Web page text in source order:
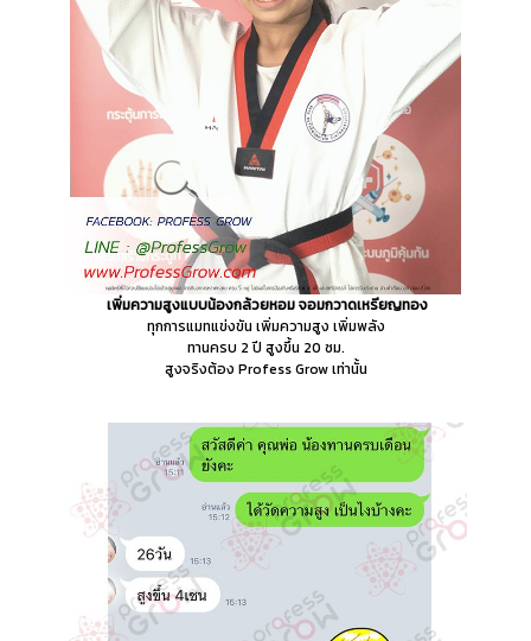
เพิ่มความสูงแบบน้องกล้วยหอม จอมกวาดเหรียญทอง
ทุกการแมทแข่งขัน เพิ่มความสูง เพิ่มพลัง
ทานครบ 2 ปี สูงขึ้น 20 ซม.
สูงจริงต้อง Profess Grow เท่านั้น